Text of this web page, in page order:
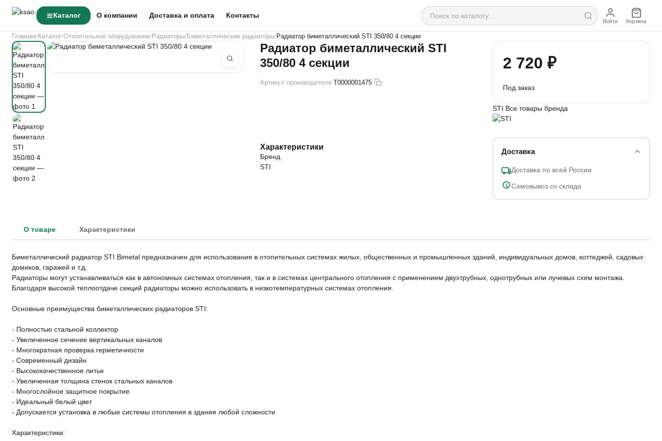
Каталог О компании Доставка и оплата Контакты
Войти Корзина
Главная Каталог Отопительное оборудование Радиаторы Биметаллические радиаторы Радиатор биметаллический STI 350/80 4 секции
Радиатор биметаллический STI
350/80 4 секции
Артикул производителя:Т0000001475
2 720 ₽
Под заказ
STI Все товары бренда
Доставка
Доставка по всей России
Самовывоз со склада
Характеристики
Бренд
STI
О товаре Характеристики
Биметаллический радиатор STI Bimetal предназначен для использования в отопительных системах жилых, общественных и промышленных зданий, индивидуальных домов, коттеджей, садовых
домиков, гаражей и т.д.
Радиаторы могут устанавливаться как в автономных системах отопления, так и в системах центрального отопления с применением двухтрубных, однотрубных или лучевых схем монтажа.
Благодаря высокой теплоотдаче секций радиаторы можно использовать в низкотемпературных системах отопления.
Основные преимущества биметаллических радиаторов STI:
- Полностью стальной коллектор
- Увеличенное сечение вертикальных каналов
- Многократная проверка герметичности
- Современный дизайн
- Высококачественное литье
- Увеличенная толщина стенок стальных каналов
- Многослойное защитное покрытие
- Идеальный белый цвет
- Допускается установка в любые системы отопления в здания любой сложности
Характеристики: